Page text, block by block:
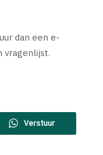
dan een e-
vragenlijst.
Verstuur